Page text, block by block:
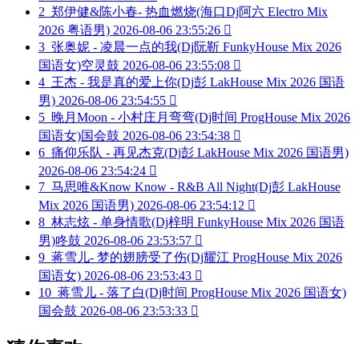
2 郑伊健&陈小春- 热血燃烧(海口Dj阿六 Electro Mix
2026 粤语男) 2026-08-06 23:55:26 
3 张奥妮 - 凌晨一点的我(Dj阮靳 FunkyHouse Mix 2026
国语女)空灵鼓 2026-08-06 23:55:08 
4 王杰 - 我是真的爱上你(Dj彭 LakHouse Mix 2026 国语
男) 2026-08-06 23:54:55 
5 晚月Moon - 小村庄月弯弯(Dj时间 ProgHouse Mix 2026
国语女)国会鼓 2026-08-06 23:54:38 
6 痛仰乐队 - 再见杰克(Dj彭 LakHouse Mix 2026 国语男)
2026-08-06 23:54:24 
7 马思唯&Know Know - R&B All Night(Dj彭 LakHouse
Mix 2026 国语男) 2026-08-06 23:54:12 
8 林志炫 - 单身情歌(Dj梓明 FunkyHouse Mix 2026 国语
男)咚鼓 2026-08-06 23:53:57 
9 蒋雪儿- 梦的翅膀受了伤(Dj耀江 ProgHouse Mix 2026
国语女) 2026-08-06 23:53:43 
10 蒋雪儿 - 落了白(Dj时间 ProgHouse Mix 2026 国语女)
国会鼓 2026-08-06 23:53:33 